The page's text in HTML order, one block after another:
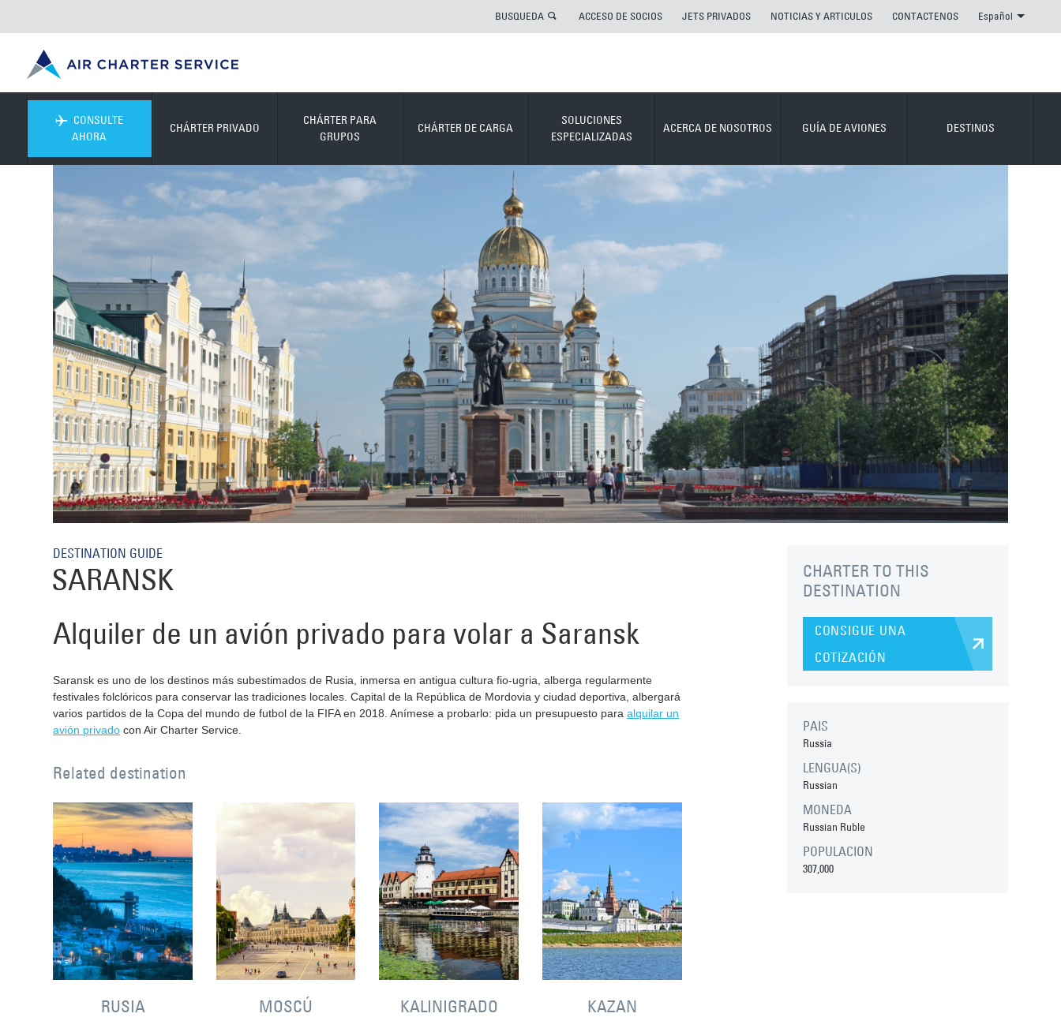
BUSQUEDA ACCESO DE SOCIOS JETS PRIVADOS NOTICIAS Y ARTICULOS CONTACTENOS Español
CONSULTE
AHORA
CHÁRTER PRIVADO
CHÁRTER PARA
GRUPOS
CHÁRTER DE CARGA
SOLUCIONES
ESPECIALIZADAS
ACERCA DE NOSOTROS GUÍA DE AVIONES DESTINOS
DESTINATION GUIDE
SARANSK
Alquiler de un avión privado para volar a Saransk
Saransk es uno de los destinos más subestimados de Rusia, inmersa en antigua cultura fio-ugria, alberga regularmente
festivales folclóricos para conservar las tradiciones locales. Capital de la República de Mordovia y ciudad deportiva, albergará
varios partidos de la Copa del mundo de futbol de la FIFA en 2018. Anímese a probarlo: pida un presupuesto paraalquilar un
avión privado con Air Charter Service.
Related destination
RUSIA MOSCÚ KALINIGRADO KAZAN
CHARTER TO THIS
DESTINATION
CONSIGUE UNA
COTIZACIÓN
PAIS
Russia
LENGUA(S)
Russian
MONEDA
Russian Ruble
POPULACION
307,000